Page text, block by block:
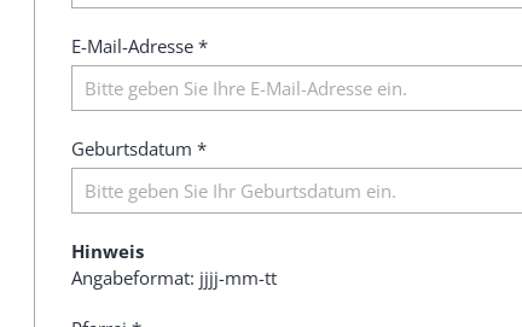
E-Mail-Adresse *
Geburtsdatum *
Hinweis
Angabeformat: jjjj-mm-tt